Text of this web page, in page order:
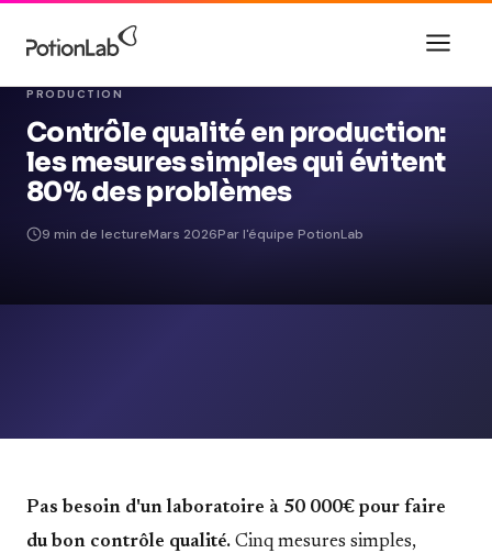
PRODUCTION
Contrôle qualité en production:
les mesures simples qui évitent
80% des problèmes
9 min de lectureMars 2026Par l'équipe PotionLab
Pas besoin d'un laboratoire à 50 000€ pour faire
du bon contrôle qualité. Cinq mesures simples,